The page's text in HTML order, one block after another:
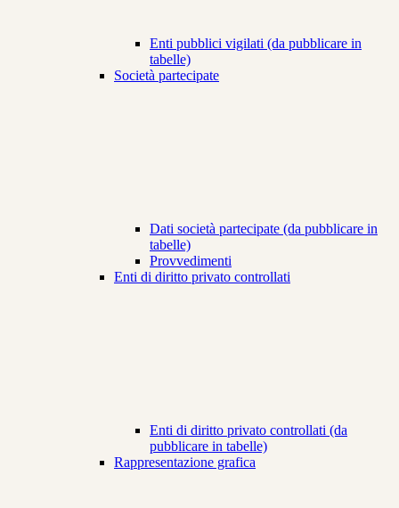
Enti pubblici vigilati (da pubblicare in
tabelle)
Società partecipate
Dati società partecipate (da pubblicare in
tabelle)
Provvedimenti
Enti di diritto privato controllati
Enti di diritto privato controllati (da
pubblicare in tabelle)
Rappresentazione grafica